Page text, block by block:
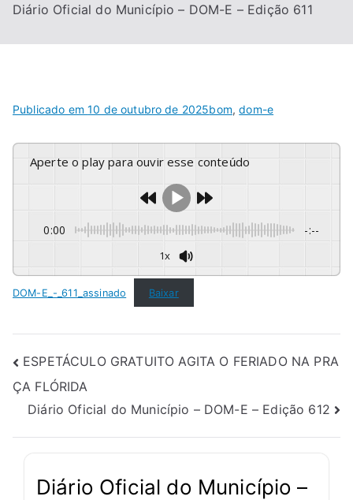
Diário Oficial do Município – DOM-E – Edição 611
Publicado em10 de outubro de 2025bom,dom-e
Aperte o play para ouvir esse conteúdo
0:00 -:--
1x
DOM-E_-_611_assinado Baixar
ESPETÁCULO GRATUITO AGITA O FERIADO NA PRA
ÇA FLÓRIDA
Diário Oficial do Município – DOM-E – Edição 612
Diário Oficial do Município –